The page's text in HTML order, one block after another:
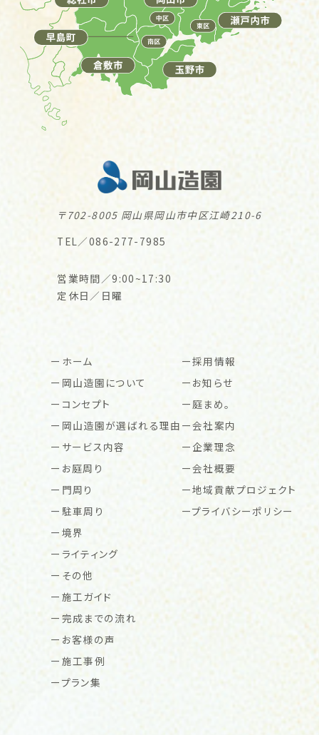
〒702-8005 岡山県岡山市中区江崎210-6
TEL／086-277-7985
営業時間／9:00~17:30
定休日／日曜
ホーム
岡山造園について
コンセプト
岡山造園が選ばれる理由
サービス内容
お庭周り
門周り
駐車周り
境界
ライティング
その他
施工ガイド
完成までの流れ
お客様の声
施工事例
プラン集
採用情報
お知らせ
庭まめ。
会社案内
企業理念
会社概要
地域貢献プロジェクト
プライバシーポリシー